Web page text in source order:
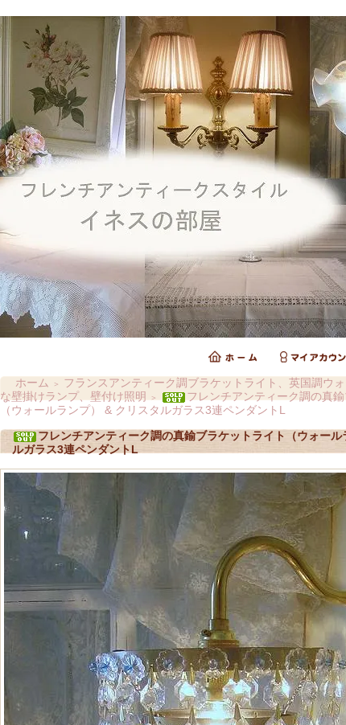
ホーム ＞
フランスアンティーク調ブラケットライト、英国調ウ
な壁掛けランプ、壁付け照明
＞
フレンチアンティーク調の真
（ウォールランプ） & クリスタルガラス3連ペンダントL
フレンチアンティーク調の真鍮ブラケットライト（ウォール
ルガラス3連ペンダントL